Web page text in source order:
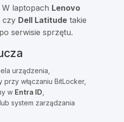
laptopach Lenovo
czy Dell Latitude takie
serwisie sprzętu.
urządzenia,
włączaniu BitLocker,
w Entra ID
system zarządzania